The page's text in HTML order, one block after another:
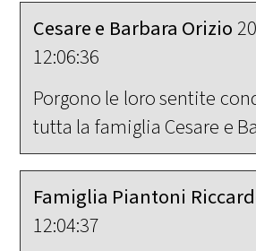
Cesare e Barbara Orizio
12:06:36
Porgono le loro sentite
tutta la famiglia Cesare e
Famiglia Piantoni
12:04:37